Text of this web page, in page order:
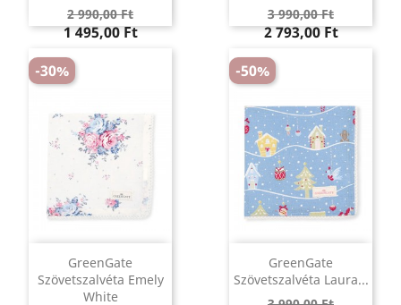
Regular
price
2 990,00 FtÁr
1 495,00 Ft
Regular
price
3 990,00 FtÁr
2 793,00 Ft
GreenGate
Szövetszalvéta Emely
White
-30%
GreenGate
Szövetszalvéta Laura...
-50%